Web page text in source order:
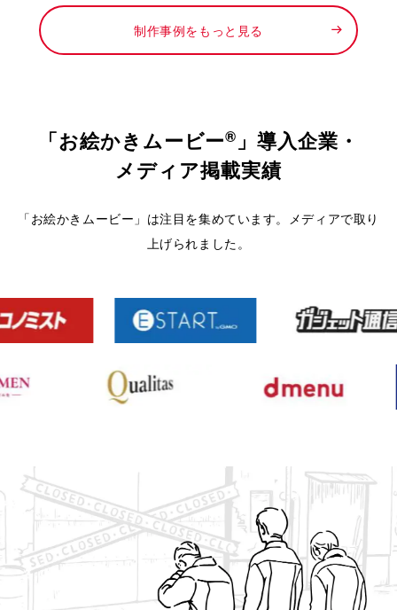
ンテリアも自由に楽しんでほしい」というお店からの新しい提
案を形にするために依頼されました。
制作事例をもっと見る
「お絵かきムービー® 」導入企業・
メディア掲載実績
「お絵かきムービー」は注目を集めています。メディアで取り
上げられました。